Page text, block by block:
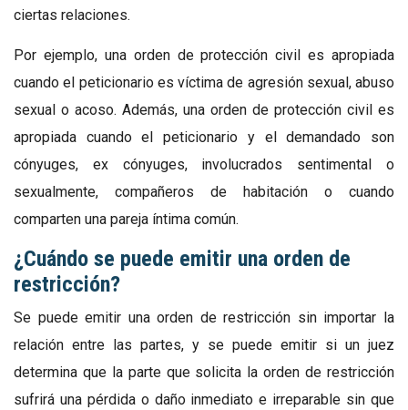
ciertas relaciones.
Por ejemplo, una orden de protección civil es apropiada
cuando el peticionario es víctima de agresión sexual, abuso
sexual o acoso. Además, una orden de protección civil es
apropiada cuando el peticionario y el demandado son
cónyuges, ex cónyuges, involucrados sentimental o
sexualmente, compañeros de habitación o cuando
comparten una pareja íntima común.
¿Cuándo se puede emitir una orden de
restricción?
Se puede emitir una orden de restricción sin importar la
relación entre las partes, y se puede emitir si un juez
determina que la parte que solicita la orden de restricción
sufrirá una pérdida o daño inmediato e irreparable sin que